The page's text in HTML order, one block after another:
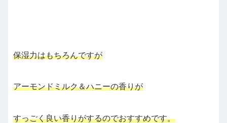
保湿力はもちろんですが
アーモンドミルク＆ハニーの香りが
すっごく良い香りがするのでおすすめです。